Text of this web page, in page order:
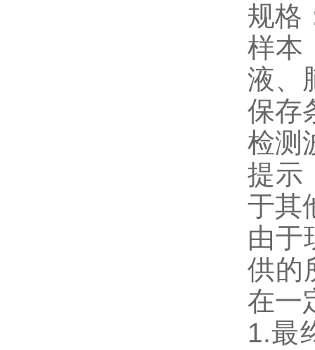
规格
样本
液、
保存
检测
提示
于其
由于
供的
在一
1.最